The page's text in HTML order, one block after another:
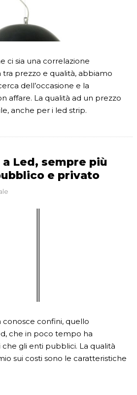
ci sia una correlazione
prezzo e qualità, abbiamo
dell’occasione e la
affare. La qualità ad un prezzo
anche per i led strip.
Led, sempre più
e privato
conosce confini, quello
che in poco tempo ha
che gli enti pubblici. La qualità
sui costi sono le caratteristiche